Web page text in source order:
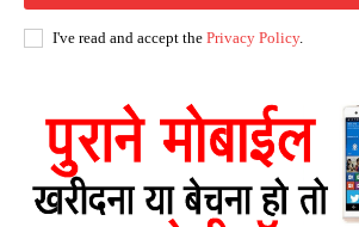
I've read and accept the Privacy Policy.